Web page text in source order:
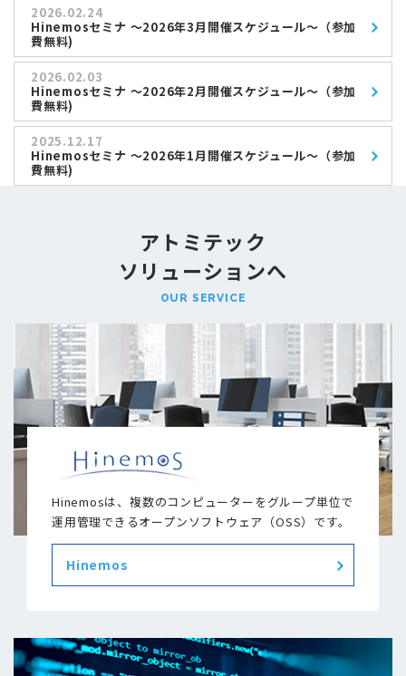
2026.02.24
Hinemosセミナ ～2026年3月開催スケジュール～（参加
費無料)
2026.02.03
Hinemosセミナ ～2026年2月開催スケジュール～（参加
費無料)
2025.12.17
Hinemosセミナ ～2026年1月開催スケジュール～（参加
費無料)
アトミテック
ソリューションへ
OUR SERVICE
Hinemosは、複数のコンピューターをグループ単位で
運用管理できるオープンソフトウェア（OSS）です。
Hinemos